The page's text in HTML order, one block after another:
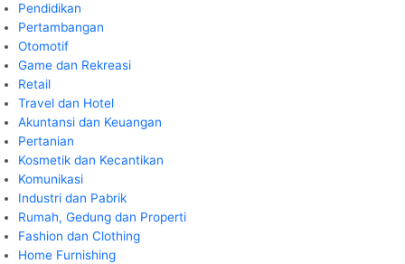
Pendidikan
Pertambangan
Otomotif
Game dan Rekreasi
Retail
Travel dan Hotel
Akuntansi dan Keuangan
Pertanian
Kosmetik dan Kecantikan
Komunikasi
Industri dan Pabrik
Rumah, Gedung dan Properti
Fashion dan Clothing
Home Furnishing